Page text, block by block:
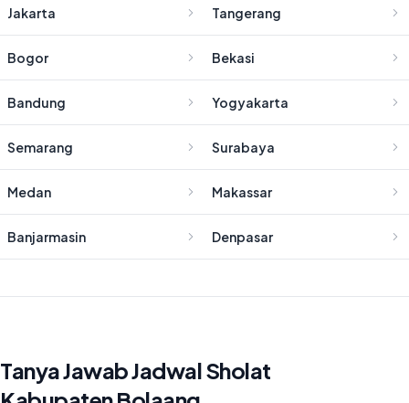
Jakarta Tangerang
Bogor Bekasi
Bandung Yogyakarta
Semarang Surabaya
Medan Makassar
Banjarmasin Denpasar
Tanya Jawab Jadwal Sholat